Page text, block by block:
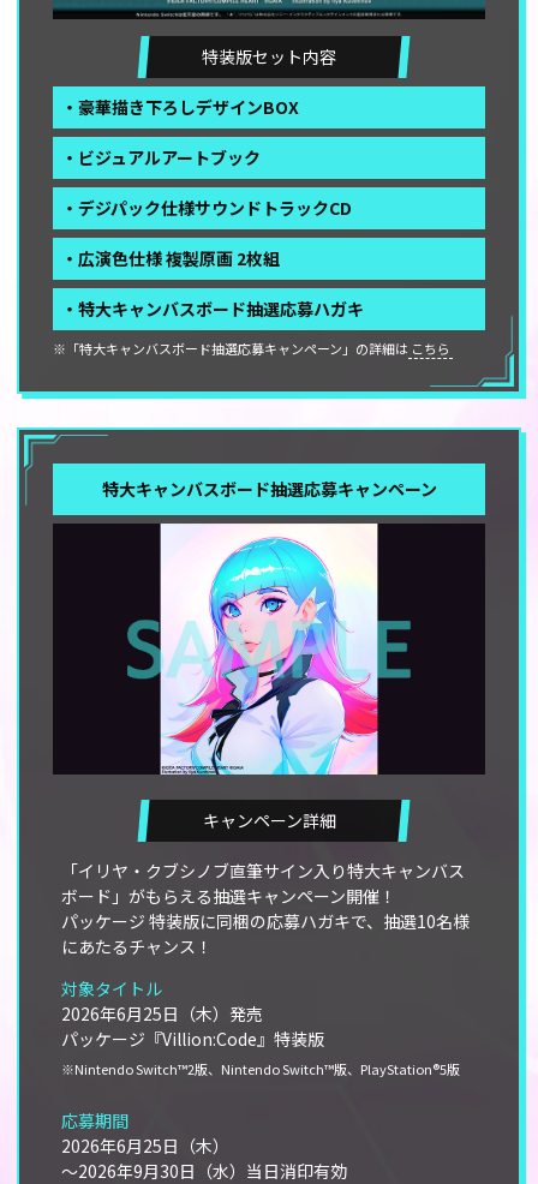
特装版セット内容
・豪華描き下ろしデザインBOX
・ビジュアルアートブック
・デジパック仕様サウンドトラックCD
・広演色仕様 複製原画 2枚組
・特大キャンバスボード抽選応募ハガキ
※「特大キャンバスボード抽選応募キャンペーン」の詳細は こちら
特大キャンバスボード抽選応募キャンペーン
キャンペーン詳細
「イリヤ・クブシノブ直筆サイン入り特大キャンバス
ボード」がもらえる抽選キャンペーン開催！
パッケージ 特装版に同梱の応募ハガキで、抽選10名様
にあたるチャンス！
対象タイトル
2026年6月25日（木）発売
パッケージ『Villion:Code』特装版
※Nintendo Switch™2版、Nintendo Switch™版、PlayStation®5版
応募期間
2026年6月25日（木）
～2026年9月30日（水）当日消印有効